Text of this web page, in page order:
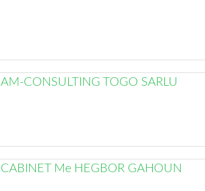
AM-CONSULTING TOGO SARLU
CABINET Me HEGBOR GAHOUN